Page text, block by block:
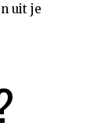
uit je